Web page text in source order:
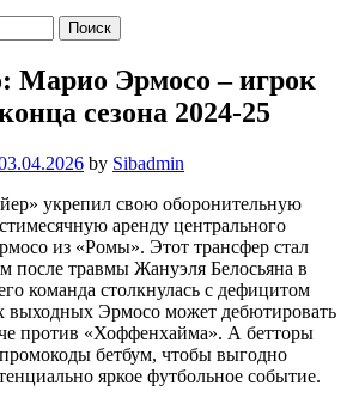
Марио Эрмосо – игрок
сезона 2024-25
by Sibadmin
укрепил свою оборонительную
аренду центрального
из «Ромы». Этот трансфер стал
после травмы Жануэля Белосьяна в
команда столкнулась с дефицитом
выходных Эрмосо может дебютировать
против «Хоффенхайма». А бетторы
промокоды бетбум, чтобы выгодно
яркое футбольное событие.